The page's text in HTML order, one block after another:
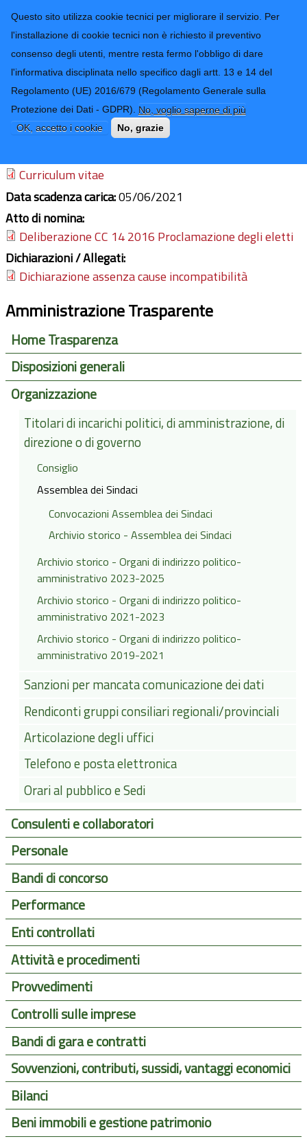
Questo sito utilizza cookie tecnici per migliorare il servizio. Per
l'installazione di cookie tecnici non è richiesto il preventivo
consenso degli utenti, mentre resta fermo l'obbligo di dare
l'informativa disciplinata nello specifico dagli artt. 13 e 14 del
Regolamento (UE) 2016/679 (Regolamento Generale sulla
Protezione dei Dati - GDPR). No, voglio saperne di più
OK, accetto i cookie
No, grazie
Provincia di
Imperia
CONTATTI-URP
TRASPARENZA
Form di ricerca
Eliano Brizio
Curriculum vitae
Data scadenza carica:05/06/2021
Atto di nomina:
Deliberazione CC 14 2016 Proclamazione degli eletti
Dichiarazioni / Allegati:
Dichiarazione assenza cause incompatibilità
Amministrazione Trasparente
Home Trasparenza
Disposizioni generali
Organizzazione
Titolari di incarichi politici, di amministrazione, di
direzione o di governo
Consiglio
Assemblea dei Sindaci
Convocazioni Assemblea dei Sindaci
Archivio storico - Assemblea dei Sindaci
Archivio storico - Organi di indirizzo politico-
amministrativo 2023-2025
Archivio storico - Organi di indirizzo politico-
amministrativo 2021-2023
Archivio storico - Organi di indirizzo politico-
amministrativo 2019-2021
Sanzioni per mancata comunicazione dei dati
Rendiconti gruppi consiliari regionali/provinciali
Articolazione degli uffici
Telefono e posta elettronica
Orari al pubblico e Sedi
Consulenti e collaboratori
Personale
Bandi di concorso
Performance
Enti controllati
Attività e procedimenti
Provvedimenti
Controlli sulle imprese
Bandi di gara e contratti
Sovvenzioni, contributi, sussidi, vantaggi economici
Bilanci
Beni immobili e gestione patrimonio